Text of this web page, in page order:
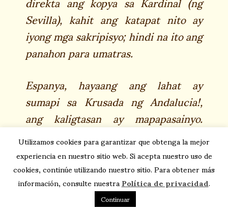
Sevilla), kahit ang katapat nito ay
iyong mga sakripisyo; hindi na ito ang
panahon para umatras.
Espanya, hayaang ang lahat ay
sumapi sa Krusada ng Andalucia!,
ang kaligtasan ay mapapasainyo.
Dasalin ninyo ang Rosaryo ng mga
Ama Namin. Gawin ang Viacrucis sa
harap ng kaibig-big na Mukha ng
Panginoon. Magkumonyon tuwing
unang Huwebes ng bawa’t buwan,
Utilizamos cookies para garantizar que obtenga la mejor
experiencia en nuestro sitio web. Si acepta nuestro uso de
cookies, continúe utilizando nuestro sitio. Para obtener más
información, consulte nuestraPolítica de privacidad.
Continuar